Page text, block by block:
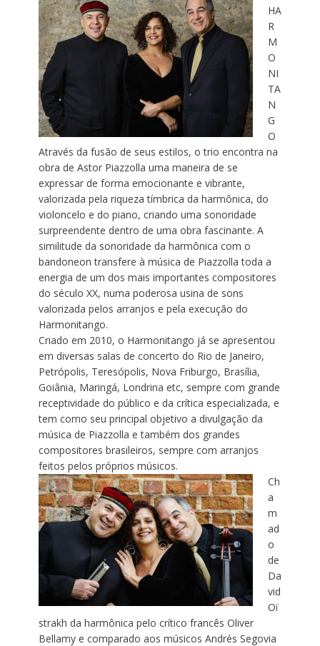
HA
R
M
O
NI
TA
N
G
O
Através da fusão de seus estilos, o trio encontra na
obra de Astor Piazzolla uma maneira de se
expressar de forma emocionante e vibrante,
valorizada pela riqueza tímbrica da harmônica, do
violoncelo e do piano, criando uma sonoridade
surpreendente dentro de uma obra fascinante. A
similitude da sonoridade da harmônica com o
bandoneon transfere à música de Piazzolla toda a
energia de um dos mais importantes compositores
do século XX, numa poderosa usina de sons
valorizada pelos arranjos e pela execução do
Harmonitango.
Criado em 2010, o Harmonitango já se apresentou
em diversas salas de concerto do Rio de Janeiro,
Petrópolis, Teresópolis, Nova Friburgo, Brasília,
Goiânia, Maringá, Londrina etc, sempre com grande
receptividade do público e da crítica especializada, e
tem como seu principal objetivo a divulgação da
música de Piazzolla e também dos grandes
compositores brasileiros, sempre com arranjos
feitos pelos próprios músicos.
Ch
a
m
ad
o
de
Da
vid
Oï
strakh da harmônica pelo crítico francês Oliver
Bellamy e comparado aos músicos Andrés Segovia